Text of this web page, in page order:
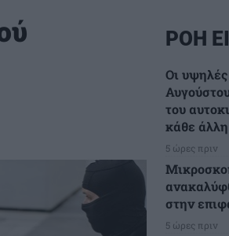
ΡΟΗ
Οι
του
κάθε
5 ώρες πριν
στην
5 ώρες πριν